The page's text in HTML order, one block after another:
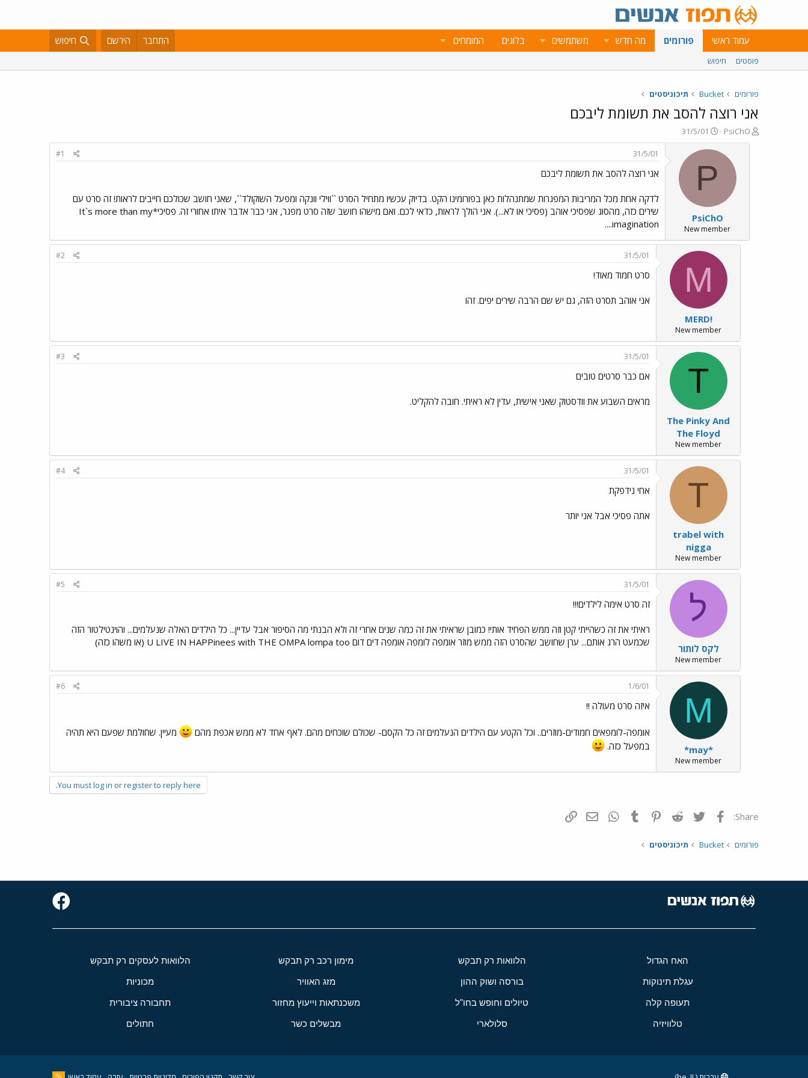
עמוד ראשי פורומים מה חדש משתמשים בלוגים המומחים התחבר הירשם חיפוש
פוסטים חיפוש
פורומים Bucket תיכוניסטים
אני רוצה להסב את תשומת ליבכם
פ
ו
PsiChO
פ
ו
ר
ב
א
ר
י
ך
31/5/01
P
PsiChO
New member
31/5/01
#1
אני רוצה להסב את תשומת ליבכם
לדקה אחת מכל המריבות המפגרות שמתנהלות כאן בפורומינו הקט. בדיוק עכשיו מתחיל הסרט ``ווילי וונקה ומפעל השוקולד``, שאני חושב שכולכם חייבים לראות! זה סרט עם
שירים כזה, מהסוג שפסיכי אוהב (פסיכי או לא...). אני הולך לראות, כדאי לכם. ואם מישהו חושב שזה סרט מפגר, אני כבר אדבר איתו אחורי זה. פסיכי*It`s more than my
imagination....
M
MERD!
New member
31/5/01
#2
סרט חמוד מאוד!
אני אוהב תסרט הזה, גם יש שם הרבה שירים יפים. זהו
T
The Pinky And
The Floyd
New member
31/5/01
#3
אם כבר סרטים טובים
מראים השבוע את וודסטוק שאני אישית, עדין לא ראיתי. חובה להקליט.
T
trabel with
nigga
New member
31/5/01
#4
אחי נידפקת
אתה פסיכי אבל אני יותר
ל
לקס לותור
New member
31/5/01
#5
זה סרט אימה לילדים!!!
ראיתי את זה כשהייתי קטן וזה ממש הפחיד אותי! כמובן שראיתי את זה כמה שנים אחרי זה ולא הבנתי מה הסיפור אבל עדיין... כל הילדים האלה שנעלמים... והוינטילטור הזה
שכמעט הרג אותם... ערן שחושב שהסרט הזה ממש מוזר אומפה לומפה אומפה דים דום U LIVE IN HAPPinees with THE OMPA lompa too (או משהו כזה)
M
*may*
New member
1/6/01
#6
איזה סרט מעולה !!
אומפה-לומפאים חמודים-מוזרים.. וכל הקטע עם הילדים הנעלמים זה כל הקסם- שכולם שוכחים מהם. לאף אחד לא ממש אכפת מהם
מעיין. שחולמת שפעם היא תהיה
במפעל כזה.
You must log in or register to reply here.
Share: פייסבוק Twitter
Reddit
Pinterest
Tumblr
WhatsAppדואר אלקטרוני
פורומים Bucket תיכוניסטים
האח הגדול הלוואות רק תבקש מימון רכב רק תבקש הלוואות לעסקים רק תבקש
עגלת תינוקות בורסה ושוק ההון מזג האוויר מכוניות
תעופה קלה טיולים וחופש בחו"ל משכנתאות וייעוץ מחזור תחבורה ציבורית
טלוויזיה סלולארי מבשלים כשר חתולים